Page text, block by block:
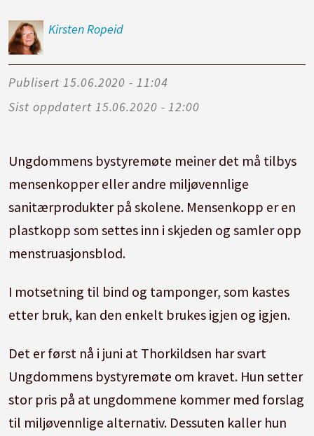
Kirsten Ropeid
Publisert
15.06.2020 - 11:04
Sist oppdatert
15.06.2020 - 12:00
Ungdommens bystyremøte meiner det må tilbys
mensenkopper eller andre miljøvennlige
sanitærprodukter på skolene. Mensenkopp er en
plastkopp som settes inn i skjeden og samler opp
menstruasjonsblod.
I motsetning til bind og tamponger, som kastes
etter bruk, kan den enkelt brukes igjen og igjen.
Det er først nå i juni at Thorkildsen har svart
Ungdommens bystyremøte om kravet. Hun setter
stor pris på at ungdommene kommer med forslag
til miljøvennlige alternativ. Dessuten kaller hun